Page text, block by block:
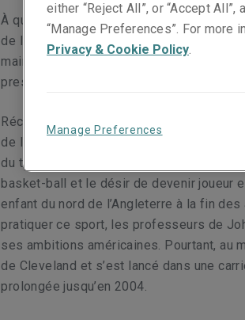
À quoi ressemble le talent ? C’est une
de l’entreprise. S’agit-il d’un jeune
main ferme et un diplôme d’Oxford ? Ou
presque surnaturelle à voir des modèles
Récemment, j’ai eu le plaisir de
de la NBA John Amaechi OBE qui a
du talent. Il a grandi à Stockport en
basket-ball et le désir de devenir joueur
enfant du nord de l’Angleterre à la fin des
pratiquer ce sport, les professeurs de
ses ambitions américaines. Pourtant, au
de Cleveland et s’est lancé dans une
prolongée jusqu’en 2004.
either “Reject All”, or “Accept
“Manage Preferences”. For more
Privacy & Cookie Policy.
Manage Preferences